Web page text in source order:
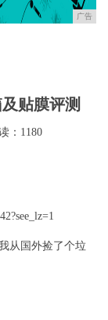
广告
贴膜评测
：1180
从国外捡了个垃